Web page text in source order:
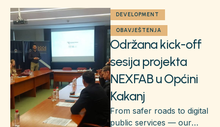
DEVELOPMENT
OBAVJEŠTENJA
Održana kick-off
sesija projekta
NEXFAB u Općini
Kakanj
From safer roads to digital
public services — our